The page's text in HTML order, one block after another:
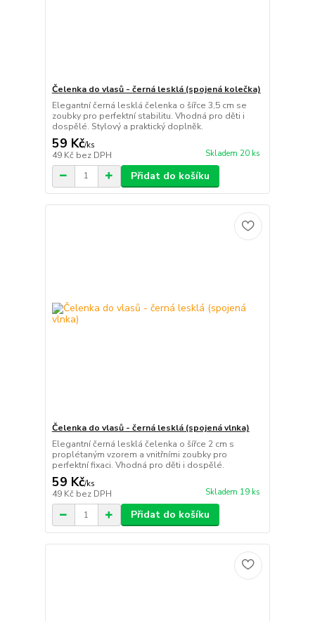
Čelenka do vlasů - černá lesklá (spojená kolečka)
Elegantní černá lesklá čelenka o šířce 3,5 cm se
zoubky pro perfektní stabilitu. Vhodná pro děti i
dospělé. Stylový a praktický doplněk.
59 Kč/ks
49 Kč bez DPH Skladem 20 ks
Přidat do košíku
Čelenka do vlasů - černá lesklá (spojená vlnka)
Elegantní černá lesklá čelenka o šířce 2 cm s
proplétaným vzorem a vnitřními zoubky pro
perfektní fixaci. Vhodná pro děti i dospělé.
59 Kč/ks
49 Kč bez DPH Skladem 19 ks
Přidat do košíku